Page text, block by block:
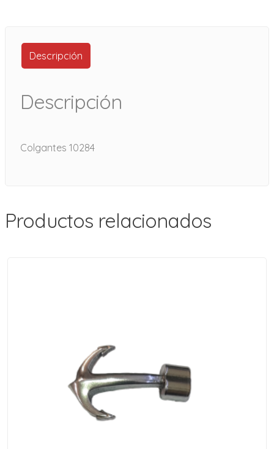
Descripción
Descripción
Colgantes 10284
Productos relacionados